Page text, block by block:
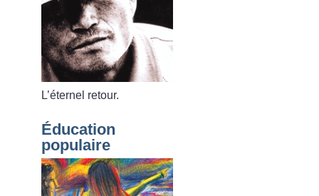
L’éternel retour.
Éducation
populaire